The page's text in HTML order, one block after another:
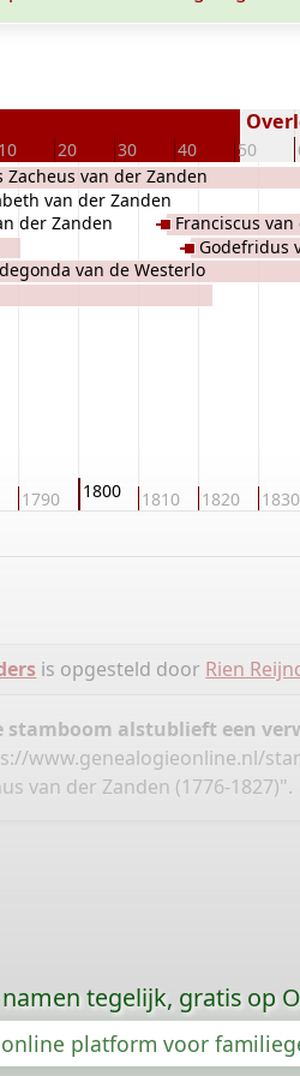
10 20 30 40 50
1790 1800 1810 1820 1830
der Zanden
Zacheus van der Zanden
van der Zanden
van de Westerlo
Franciscus
Godefridus
is opgesteld door Rien
alstublieft een
www.genealogieonline.nl/
van der Zanden (1776-1827)".
tegelijk, gratis op
platform voor